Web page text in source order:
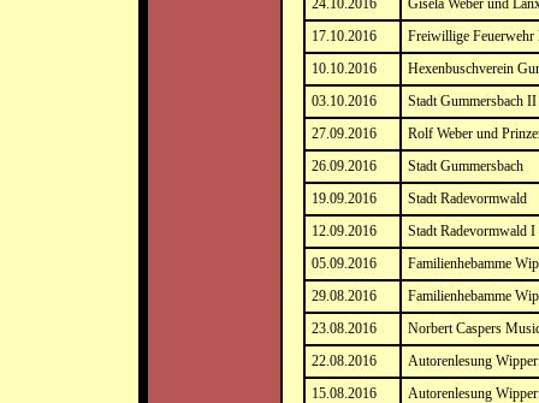
24.10.2016
Gisela Weber und
17.10.2016
Freiwillige Feuerwehr
10.10.2016
Hexenbuschverein
03.10.2016
Stadt Gummersbach II
27.09.2016
Rolf Weber und
26.09.2016
Stadt Gummersbach
19.09.2016
Stadt Radevormwald
12.09.2016
Stadt Radevormwald I
05.09.2016
Familienhebamme
29.08.2016
Familienhebamme
23.08.2016
Norbert Caspers
22.08.2016
Autorenlesung
15.08.2016
Autorenlesung